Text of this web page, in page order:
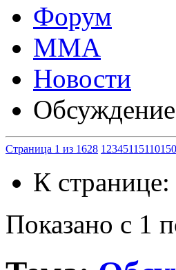
Форум
ММА
Новости
Страница 1 из 1628 1 234511 51101
К странице:
Показано с 1